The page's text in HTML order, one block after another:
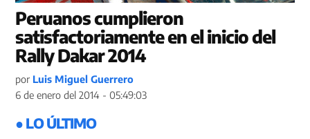
Peruanos cumplieron
satisfactoriamente en el inicio del
Rally Dakar 2014
por Luis Miguel Guerrero
6 de enero del 2014 - 05:49:03
● LO ÚLTIMO